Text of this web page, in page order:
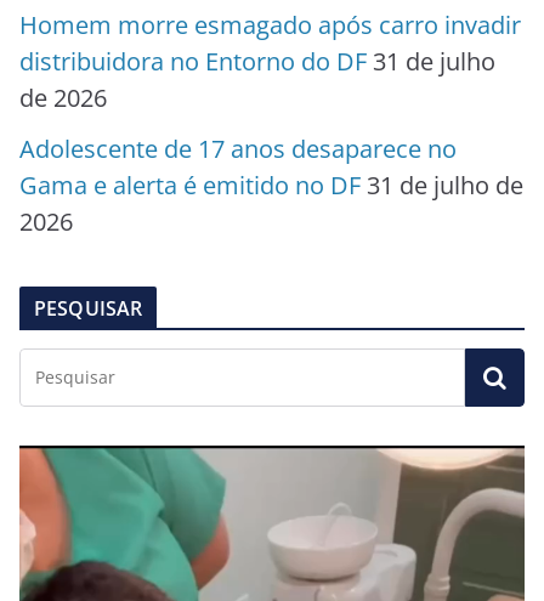
Homem morre esmagado após carro invadir
distribuidora no Entorno do DF 31 de julho
de 2026
Adolescente de 17 anos desaparece no
Gama e alerta é emitido no DF 31 de julho de
2026
PESQUISAR